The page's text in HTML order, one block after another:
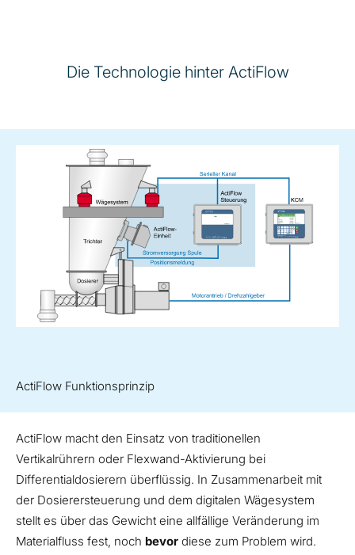
Die Technologie hinter ActiFlow
ActiFlow Funktionsprinzip
ActiFlow macht den Einsatz von traditionellen
Vertikalrührern oder Flexwand-Aktivierung bei
Differentialdosierern überflüssig. In Zusammenarbeit mit
der Dosierersteuerung und dem digitalen Wägesystem
stellt es über das Gewicht eine allfällige Veränderung im
Materialfluss fest, noch bevor diese zum Problem wird.